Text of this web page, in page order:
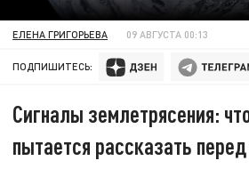
ЕЛЕНА ГРИГОРЬЕВА 09 АВГУСТА 00:13
ПОДПИШИТЕСЬ:
Сигналы землетрясения:
пытается рассказать